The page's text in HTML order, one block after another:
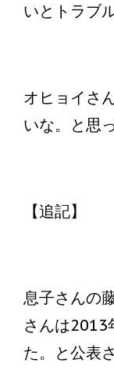
いとトラブ
オヒョイさ
いな。と思
【追記】
息子さんの
さんは2013
た。と公表